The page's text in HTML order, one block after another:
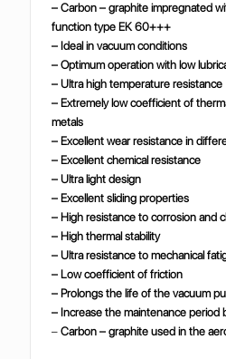
– Carbon – graphite impregnated
function type EK 60+++
– Ideal in vacuum conditions
– Optimum operation with low
– Ultra high temperature resistance
– Extremely low coefficient of
metals
– Excellent wear resistance in
– Excellent chemical resistance
– Ultra light design
– Excellent sliding properties
– High resistance to corrosion and
– High thermal stability
– Ultra resistance to mechanical
– Low coefficient of friction
– Prolongs the life of the vacuum
– Increase the maintenance period
– Carbon – graphite used in the